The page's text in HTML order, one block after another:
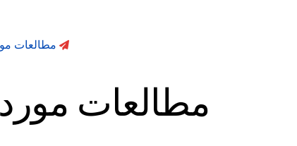
مطالعات
مطالعات